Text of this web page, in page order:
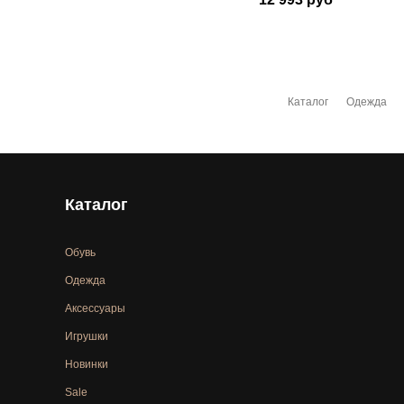
Каталог Одежда
Каталог
Обувь
Одежда
Аксессуары
Игрушки
Новинки
Sale